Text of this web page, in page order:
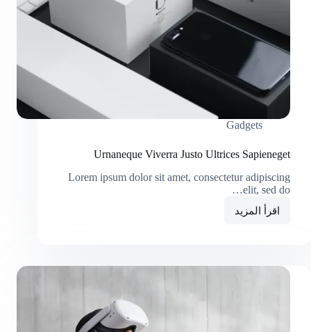
Gadgets
Urnaneque Viverra Justo Ultrices Sapieneget
Lorem ipsum dolor sit amet, consectetur adipiscing
elit, sed do…
اقرأ المزيدUrnaneque
Sapieneget